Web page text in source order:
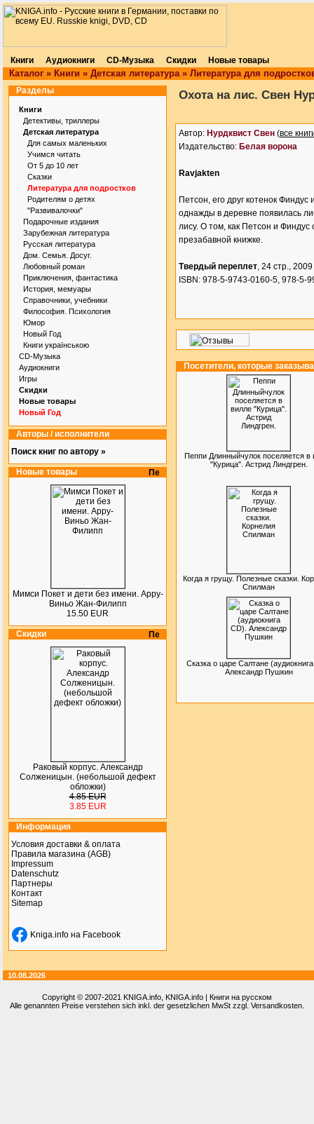
Книги Аудиокниги CD-Музыка Скидки Новые товары
Каталог » Книги » Детская литература» Литература для
Разделы
Книги
Детективы, триллеры
Детская литература
Для самых маленьких
Учимся читать
От 5 до 10 лет
Сказки
Литература для подростков
Родителям о детях
"Развивалочки"
Подарочные издания
Зарубежная литература
Русская литература
Дом. Семья. Досуг.
Любовный роман
Приключения, фантастика
История, мемуары
Справочники, учебники
Философия. Психология
Юмор
Новый Год
Книги українською
CD-Музыка
Аудиокниги
Игры
Скидки
Новые товары
Новый Год
Авторы / исполнители
Поиск книг по автору »
Новые товары
Мимси Покет и дети без имени. Арру-
Виньо Жан-Филипп
15.50 EUR
Скидки
Раковый корпус. Александр
Солженицын. (небольшой дефект
обложки)
4.85 EUR
3.85 EUR
Информация
Условия доставки & оплата
Правила магазина (AGB)
Impressum
Datenschutz
Партнеры
Контакт
Sitemap
Kniga.info на Facebook
Охота на лис. Свен
Автор: Нурдквист Свен (все
Издательство: Белая ворона
Ravjakten
Петсон, его друг котенок
однажды в деревне появилась
лису. О том, как Петсон и Финдус
презабавной книжке.
Твердый переплет, 24 стр., 2009
ISBN: 978-5-9743-0160-5, 978-5-
Посетители, которые
Пеппи Длинныйчулок поселяется в
"Курица". Астрид Линдгрен.
Когда я грущу. Полезные сказки.
Спилман
Сказка о царе Салтане
Александр Пушкин
10.08.2026
Copyright © 2007-2021 KNIGA.info , KNIGA.info | Книги на русском
Alle genannten Preise verstehen sich inkl. der gesetzlichen MwSt zzgl. Versandkosten.